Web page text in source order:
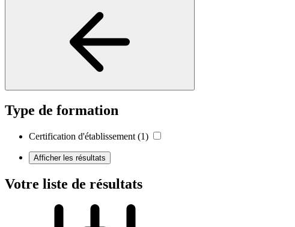
Type de formation
Certification d'établissement (1)
Afficher les résultats
Votre liste de résultats